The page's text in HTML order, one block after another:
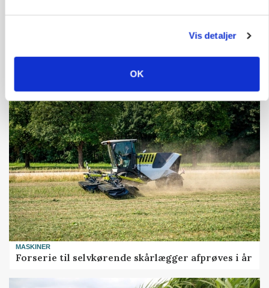
Vis detaljer
OK
PLANTER
18 montører står klar i høsten: Sådan holder PN
Maskiner landmænd i gang
MASKINER
Forserie til selvkørende skårlægger afprøves i år